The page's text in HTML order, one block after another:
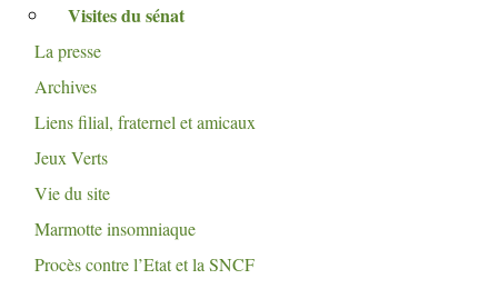
Visites du sénat
La presse
Archives
Liens filial, fraternel et amicaux
Jeux Verts
Vie du site
Marmotte insomniaque
Procès contre l’Etat et la SNCF